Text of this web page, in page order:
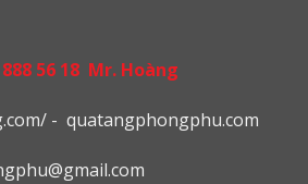
56 18 Mr. Hoàng
- quatangphongphu.com